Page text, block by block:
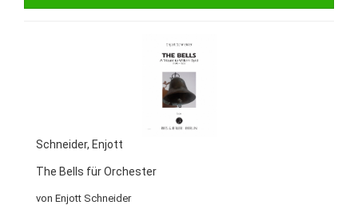
Schneider, Enjott
The Bells für Orchester
von Enjott Schneider